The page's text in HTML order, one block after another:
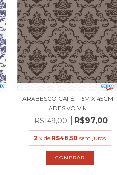
ARABESCO CAFÉ - 15M X 45CM -
ADESIVO VIN...
R$149,00 R$97,00
2 x de R$48,50 sem juros